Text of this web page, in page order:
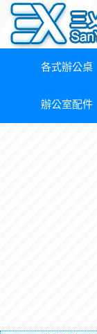
各式辦公桌
辦公室配件